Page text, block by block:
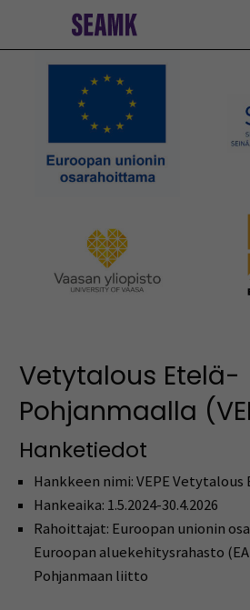
Vetytalous Etelä-
Pohjanmaalla
Hanketiedot
Hankkeen nimi: VEPE
Hankeaika: 1.5.2024-30.4.2026
Rahoittajat: Euroopan unionin
Euroopan aluekehitysrahasto
Pohjanmaan liitto